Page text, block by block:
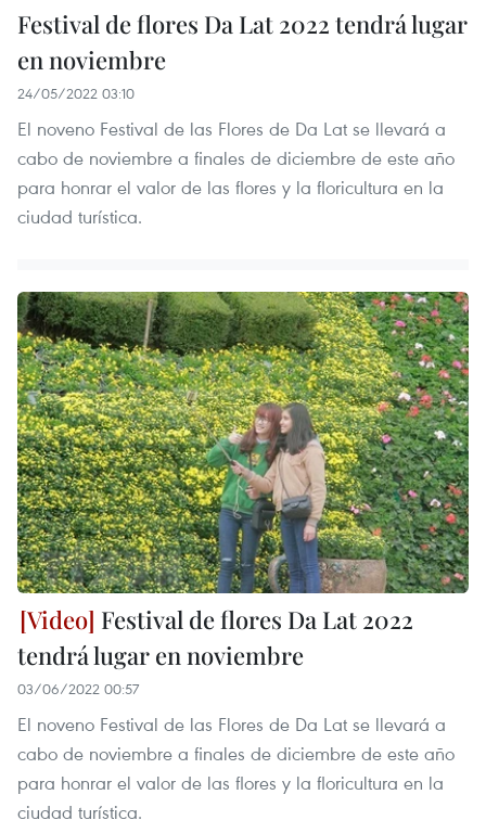
Festival de flores Da Lat 2022 tendrá lugar
en noviembre
24/05/2022 03:10
El noveno Festival de las Flores de Da Lat se llevará a
cabo de noviembre a finales de diciembre de este año
para honrar el valor de las flores y la floricultura en la
ciudad turística.
Festival de flores Da Lat 2022
tendrá lugar en noviembre
03/06/2022 00:57
El noveno Festival de las Flores de Da Lat se llevará a
cabo de noviembre a finales de diciembre de este año
para honrar el valor de las flores y la floricultura en la
ciudad turística.